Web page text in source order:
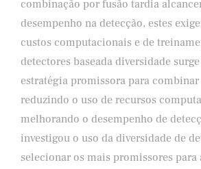
combinação por fusão tardia
desempenho na detecção, estes
custos computacionais e de
detectores baseada diversidade
estratégia promissora para combinar
reduzindo o uso de recursos
melhorando o desempenho de
investigou o uso da diversidade de
selecionar os mais promissores